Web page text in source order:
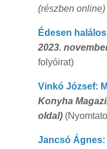
(részben online)
Édesen halálos
2023.
folyóirat)
Vinkó József:
Konyha
oldal)
Jancsó Ágnes: